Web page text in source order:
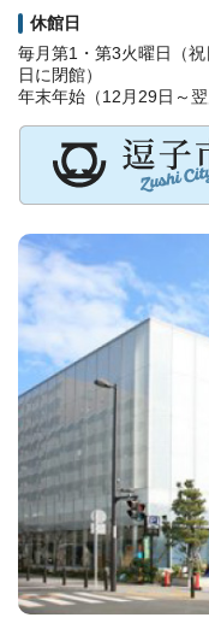
休館日
毎月第1・第3火曜日（
日に閉館）
年末年始（12月29日～翌